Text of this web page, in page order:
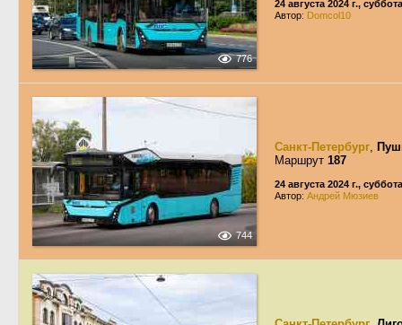
776
24 августа 2024 г., суббота
Автор: Domcol10
744
Санкт-Петербург,
Маршрут 187
24 августа 2024 г., суббота
Автор: Андрей Мюзиев